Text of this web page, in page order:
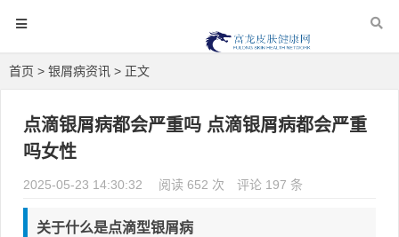
首页 > 银屑病资讯 > 正文
点滴银屑病都会严重吗 点滴银屑病都会严重
吗女性
2025-05-23 14:30:32 阅读 652 次 评论 197 条
关于什么是点滴型银屑病